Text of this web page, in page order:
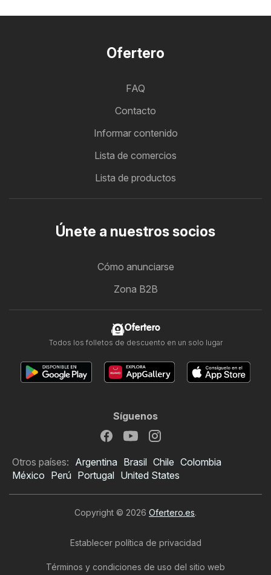
Ofertero
FAQ
Contacto
Informar contenido
Lista de comercios
Lista de productos
Únete a nuestros socios
Cómo anunciarse
Zona B2B
Ofertero
Todos los folletos de descuento en un solo lugar
Síguenos
Otros países: Argentina Brasil Chile Colombia
México Perú Portugal United States
Copyright © 2026 Ofertero.es.
Establecer política de privacidad
Términos y condiciones de uso del sitio web